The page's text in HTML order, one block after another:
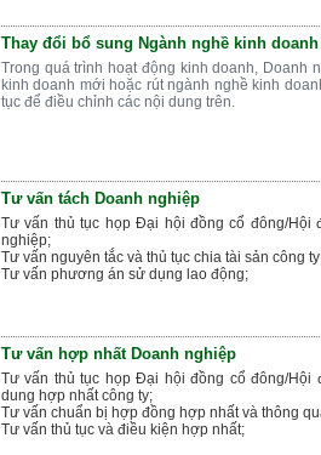
Thay đổi bổ sung Ngành nghề kinh
Trong quá trình hoạt động kinh doanh, Doanh
kinh doanh mới hoặc rút ngành nghề kinh
tục để điều chỉnh các nội dung trên.
Tư vấn tách Doanh nghiệp
Tư vấn thủ tục họp Đại hội đồng cổ đông/Hội
nghiệp;
Tư vấn nguyên tắc và thủ tục chia tài sản công
Tư vấn phương án sử dụng lao động;
Tư vấn hợp nhất Doanh nghiệp
Tư vấn thủ tục họp Đại hội đồng cổ đông/Hội
dung hợp nhất công ty;
Tư vấn chuẩn bị hợp đồng hợp nhất và thông
Tư vấn thủ tục và điều kiện hợp nhất;